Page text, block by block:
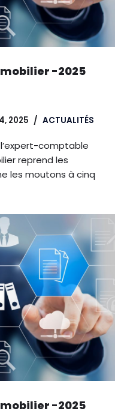
-2025
2025 ACTUALITÉS
comptable
reprend les
les moutons à cinq
-2025